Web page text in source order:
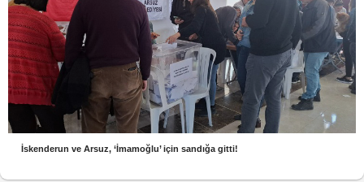
İskenderun ve Arsuz, ‘İmamoğlu’ için sandığa gitti!